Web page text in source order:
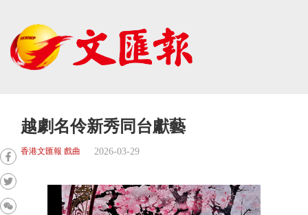
越劇名伶新秀同台獻藝
香港文匯報 戲曲 2026-03-29